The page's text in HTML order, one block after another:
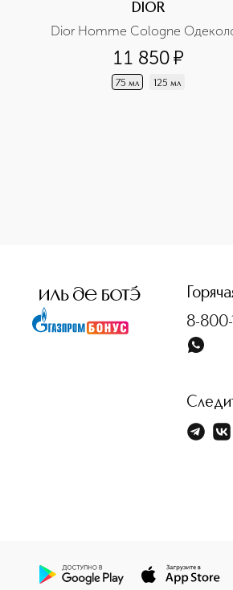
DIOR
Dior Homme Cologne
11 850¤
75 мл 125 мл
8-